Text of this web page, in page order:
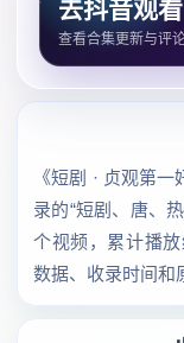
去抖音观看
查看合集更新与评
《短剧 · 贞观第
录的“短剧、唐、
个视频，累计播
数据、收录时间和